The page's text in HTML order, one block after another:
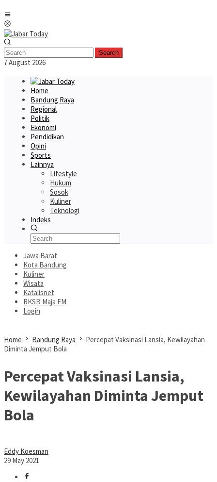
to
content
Search
7 August 2026
Home
Bandung Raya
Regional
Politik
Ekonomi
Pendidikan
Opini
Sports
Lainnya
Lifestyle
Hukum
Sosok
Kuliner
Teknologi
Indeks
Jawa Barat
Kota Bandung
Kuliner
Wisata
Katalisnet
RKSB Maja FM
Login
Home Bandung Raya
Percepat Vaksinasi Lansia, Kewilayahan
Diminta Jemput Bola
Percepat Vaksinasi Lansia,
Kewilayahan Diminta Jemput
Bola
Eddy Koesman
29 May 2021